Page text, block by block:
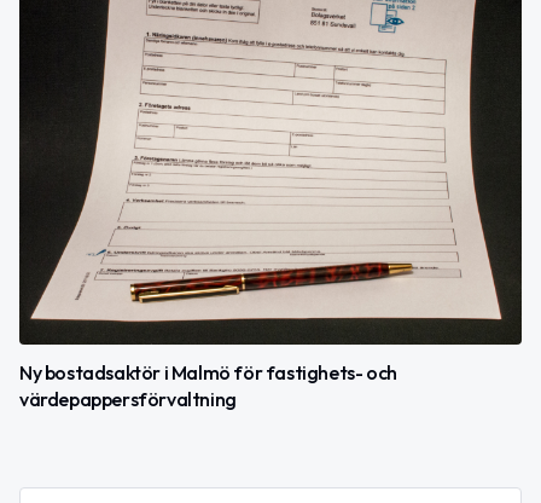
Ny bostadsaktör i Malmö för fastighets- och
värdepappersförvaltning